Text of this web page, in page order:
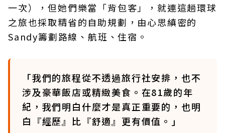
一次），但她們樂當「背包客」，就連這趟環球
之旅也採取精省的自助規劃，由心思縝密的
Sandy籌劃路線、航班、住宿。
「我們的旅程從不透過旅行社安排，也不
涉及豪華飯店或精緻美食。在81歲的年
紀，我們明白什麼才是真正重要的，也明
白『經歷』比『舒適』更有價值。」